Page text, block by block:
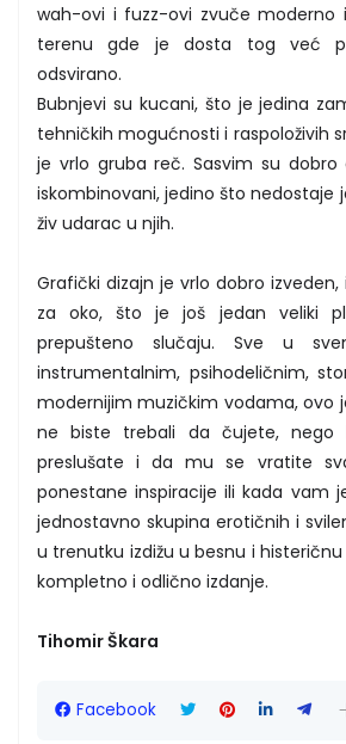
wah-ovi i fuzz-ovi zvuče moderno
terenu gde je dosta tog već
odsvirano.
Bubnjevi su kucani, što je jedina
tehničkih mogućnosti i raspoloživih
je vrlo gruba reč. Sasvim su dobro
iskombinovani, jedino što nedostaje
živ udarac u njih.
Grafički dizajn je vrlo dobro
za oko, što je još jedan veliki
prepušteno slučaju. Sve u
instrumentalnim, psihodeličnim,
modernijim muzičkim vodama, ovo
ne biste trebali da čujete,
preslušate i da mu se vratite
ponestane inspiracije ili kada vam
jednostavno skupina erotičnih i
u trenutku izdižu u besnu i
kompletno i odlično izdanje.
Tihomir Škara
Facebook